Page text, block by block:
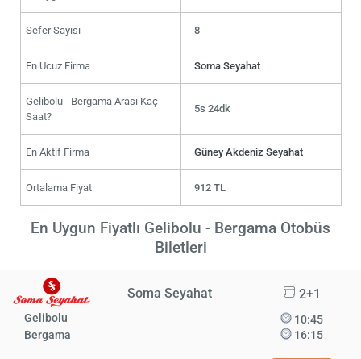
Sefer Sayısı 8
En Ucuz Firma Soma Seyahat
Gelibolu - Bergama Arası Kaç
Saat?
5s 24dk
En Aktif Firma Güney Akdeniz Seyahat
Ortalama Fiyat 912 TL
En Uygun Fiyatlı Gelibolu - Bergama Otobüs
Biletleri
Soma Seyahat 2+1
Gelibolu
Bergama
10:45
16:15